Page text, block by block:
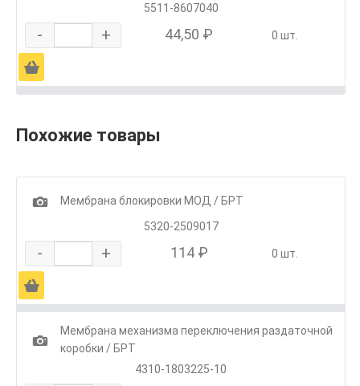
5511-8607040
- + 44,50 ₽ 0 шт.
Ä
Похожие товары
1
Мембрана блокировки МОД / БРТ
5320-2509017
- + 114 ₽ 0 шт.
Ä
1
Мембрана механизма переключения раздаточной
коробки / БРТ
4310-1803225-10